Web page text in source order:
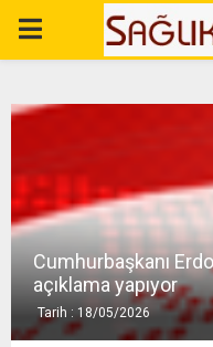
P
M
A
R
Cumhurbaşkanı
açıklama yapıyor
Tarih : 18/05/2026